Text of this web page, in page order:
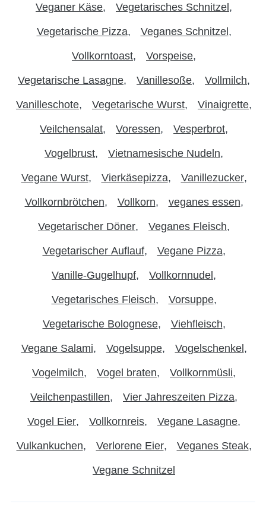
Veganer Käse Vegetarisches Schnitzel
Vegetarische Pizza Veganes Schnitzel
Vollkorntoast Vorspeise
Vegetarische Lasagne Vanillesoße Vollmilch
Vanilleschote Vegetarische Wurst Vinaigrette
Veilchensalat Voressen Vesperbrot
Vogelbrust Vietnamesische Nudeln
Vegane Wurst Vierkäsepizza Vanillezucker
Vollkornbrötchen Vollkorn veganes essen
Vegetarischer Döner Veganes Fleisch
Vegetarischer Auflauf Vegane Pizza
Vanille-Gugelhupf Vollkornnudel
Vegetarisches Fleisch Vorsuppe
Vegetarische Bolognese Viehfleisch
Vegane Salami Vogelsuppe Vogelschenkel
Vogelmilch Vogel braten Vollkornmüsli
Veilchenpastillen Vier Jahreszeiten Pizza
Vogel Eier Vollkornreis Vegane Lasagne
Vulkankuchen Verlorene Eier Veganes Steak
Vegane Schnitzel